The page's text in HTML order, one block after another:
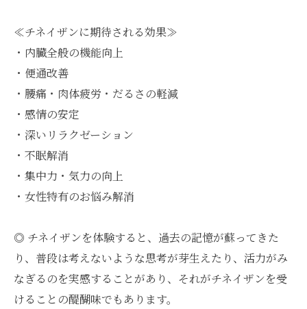
≪チネイザンに期待される効果≫
・内臓全般の機能向上
・便通改善
・腰痛・肉体疲労・だるさの軽減
・感情の安定
・深いリラクゼーション
・不眠解消
・集中力・気力の向上
・女性特有のお悩み解消
◎ チネイザンを体験すると、過去の記憶が蘇ってきた
り、普段は考えないような思考が芽生えたり、活力がみ
なぎるのを実感することがあり、それがチネイザンを受
けることの醍醐味でもあります。